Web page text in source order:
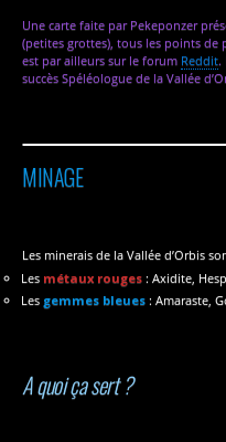
Une carte faite par Pekeponzer
(petites grottes), tous les points de
est par ailleurs sur le forum Reddit.
succès Spéléologue de la Vallée
MINAGE
Les minerais de la Vallée d’Orbis
Les métaux rouges: Axidite,
Les gemmes bleues: Amaraste,
A quoi ça sert ?